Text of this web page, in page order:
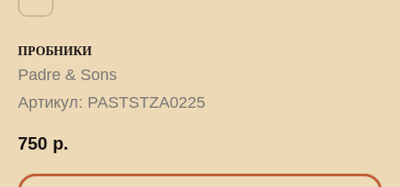
ПРОБНИКИ
Padre & Sons
Артикул: PASTSTZA0225
750 р.